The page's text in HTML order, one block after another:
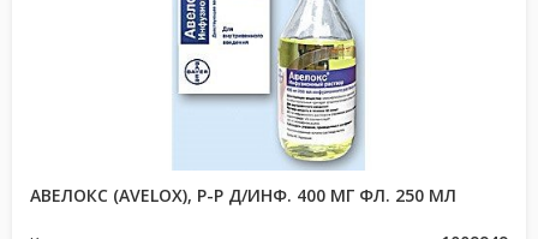
АВЕЛОКС (AVELOX), Р-Р Д/ИНФ. 400 МГ ФЛ. 250 МЛ